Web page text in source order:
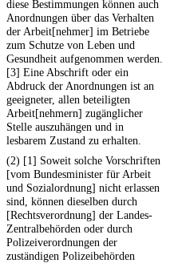
diese Bestimmungen können auch
Anordnungen über das Verhalten
der Arbeit[nehmer] im Betriebe
zum Schutze von Leben und
Gesundheit aufgenommen werden.
[3] Eine Abschrift oder ein
Abdruck der Anordnungen ist an
geeigneter, allen beteiligten
Arbeit[nehmern] zugänglicher
Stelle auszuhängen und in
lesbarem Zustand zu erhalten.
(2) [1] Soweit solche Vorschriften
[vom Bundesminister für Arbeit
und Sozialordnung] nicht erlassen
sind, können dieselben durch
[Rechtsverordnung] der Landes-
Zentralbehörden oder durch
Polizeiverordnungen der
zuständigen Polizeibehörden